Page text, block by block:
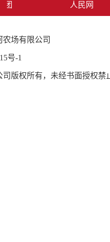
人民网
场有限公司
号-1
版权所有，未经书面授权禁